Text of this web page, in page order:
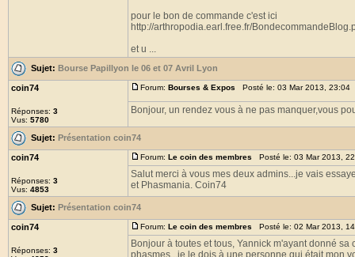
pour le bon de commande c'est ici
http://arthropodia.earl.free.fr/
et u ...
Sujet: Bourse Papillyon le 06 et 07 Avril Lyon
coin74
Réponses: 3
Vus: 5780
Forum: Bourses & Expos Posté le: 03 Mar 2013,
Bonjour, un rendez vous à ne pas manquer,vous
Sujet: Présentation coin74
coin74
Réponses: 3
Vus: 4853
Forum: Le coin des membres Posté le: 03 Mar 2013,
Salut merci à vous mes deux admins...je vais
et Phasmania. Coin74
Sujet: Présentation coin74
coin74
Réponses: 3
Forum: Le coin des membres Posté le: 02 Mar 2013,
Bonjour à toutes et tous, Yannick m'ayant donné
phasmes...je le dois à une personne qui était mon